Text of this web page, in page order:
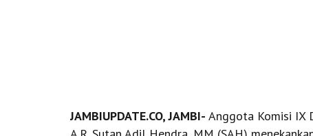
JAMBIUPDATE.CO, JAMBI- Anggota Komisi IX